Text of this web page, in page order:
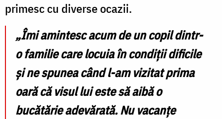
primesc cu diverse ocazii.
„Îmi amintesc acum de un copil dintr-
o familie care locuia în condiții dificile
și ne spunea când l-am vizitat prima
oară că visul lui este să aibă o
bucătărie adevărată. Nu vacanțe